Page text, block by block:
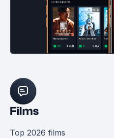
Films
Top 2026 films